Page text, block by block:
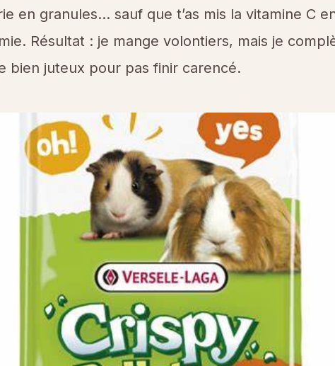
en granules… sauf que t’as mis la vitamine C
Résultat : je mange volontiers, mais je
bien juteux pour pas finir carencé.